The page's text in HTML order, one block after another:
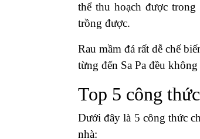
thể thu hoạch được
trồng được.
Rau mầm đá rất dễ chế
từng đến Sa Pa đều
Top 5 công
Dưới đây là 5 công thức
nhà: